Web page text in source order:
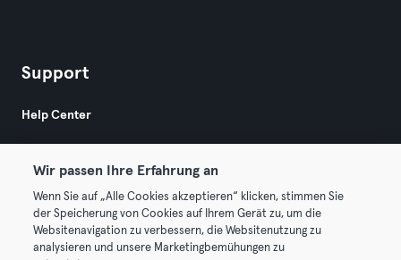
Support
Help Center
© 2026 Urban Sports Group GmbH. All rights reserved.
Wir passen Ihre Erfahrung an
Wenn Sie auf „Alle Cookies akzeptieren“ klicken, stimmen Sie
der Speicherung von Cookies auf Ihrem Gerät zu, um die
Websitenavigation zu verbessern, die Websitenutzung zu
analysieren und unsere Marketingbemühungen zu